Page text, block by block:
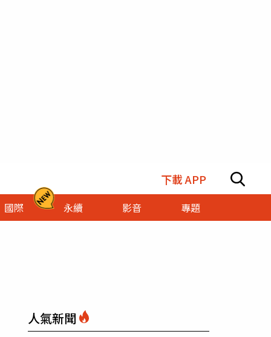
下載 APP
國際 永續 影音 專題
人氣新聞